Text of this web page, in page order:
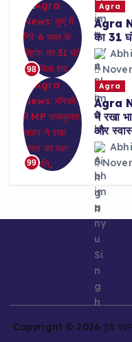
98
Agra
Agra
का 31
99
Agra
Agra
ने रखा
और
Copyright © 2026 टुडे